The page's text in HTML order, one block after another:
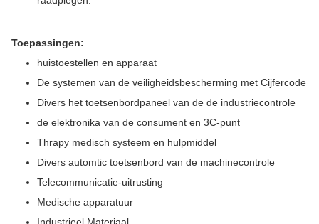
Toepassingen:
huistoestellen en apparaat
De systemen van de veiligheidsbescherming met Cijfercode
Divers het toetsenbordpaneel van de de industriecontrole
de elektronika van de consument en 3C-punt
Thrapy medisch systeem en hulpmiddel
Divers automtic toetsenbord van de machinecontrole
Telecommunicatie-uitrusting
Medische apparatuur